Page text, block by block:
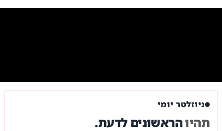
מצלמות גוף של הלוחמים |צילום:צילום: צה"ל
ניוזלטר יומי
תהיוהראשונים לדעת.